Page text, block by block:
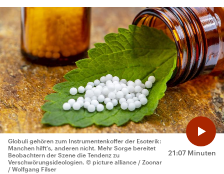
21:07 Minuten
Globuli gehören zum Instrumentenkoffer der Esoterik:
Manchen hilft's, anderen nicht. Mehr Sorge bereitet
Beobachtern der Szene die Tendenz zu
Verschwörungsideologien. © picture alliance / Zoonar
/ Wolfgang Filser